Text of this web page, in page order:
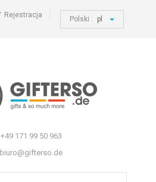
Rejestracja Polski : pl
+49 171 99 50 963
biuro@gifterso.de